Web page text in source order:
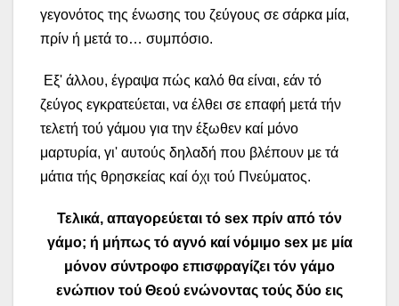
γεγονότος της ένωσης του ζεύγους σε σάρκα μία,
πρίν ή μετά το… συμπόσιο.
Εξ' άλλου, έγραψα πώς καλό θα είναι, εάν τό
ζεύγος εγκρατεύεται, να έλθει σε επαφή μετά τήν
τελετή τού γάμου για την έξωθεν καί μόνο
μαρτυρία, γι' αυτούς δηλαδή που βλέπουν με τά
μάτια τής θρησκείας καί όχι τού Πνεύματος.
Τελικά, απαγορεύεται τό sex πρίν από τόν
γάμο; ή μήπως τό αγνό καί νόμιμο sex με μία
μόνον σύντροφο επισφραγίζει τόν γάμο
ενώπιον τού Θεού ενώνοντας τούς δύο εις